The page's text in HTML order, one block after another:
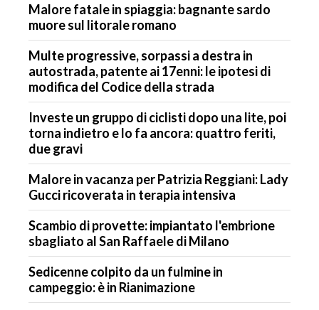
Malore fatale in spiaggia: bagnante sardo
muore sul litorale romano
Multe progressive, sorpassi a destra in
autostrada, patente ai 17enni: le ipotesi di
modifica del Codice della strada
Investe un gruppo di ciclisti dopo una lite, poi
torna indietro e lo fa ancora: quattro feriti,
due gravi
Malore in vacanza per Patrizia Reggiani: Lady
Gucci ricoverata in terapia intensiva
Scambio di provette: impiantato l'embrione
sbagliato al San Raffaele di Milano
Sedicenne colpito da un fulmine in
campeggio: è in Rianimazione